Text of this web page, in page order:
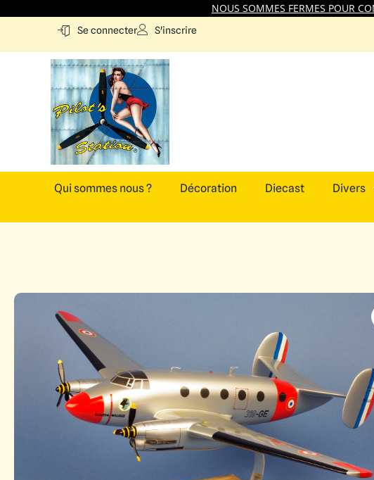
NOUS SOMMES FERMES POUR
Se connecter S'inscrire
Qui sommes nous ? Décoration Diecast Divers